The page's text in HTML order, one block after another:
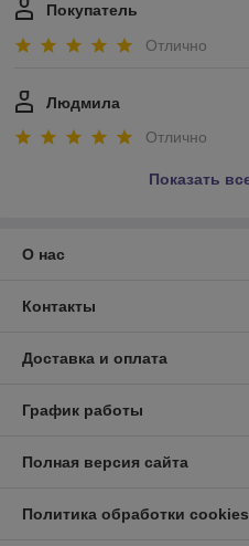
Покупатель
Отлично
Людмила
Отлично
Показать
О нас
Контакты
Доставка и оплата
График работы
Полная версия сайта
Политика обработки cookies